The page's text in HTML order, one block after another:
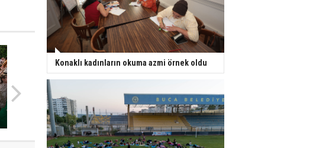
Konaklı kadınların okuma azmi örnek oldu